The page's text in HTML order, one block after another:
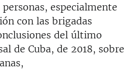
especialmente
con las brigadas
del último
de Cuba, de 2018, sobre